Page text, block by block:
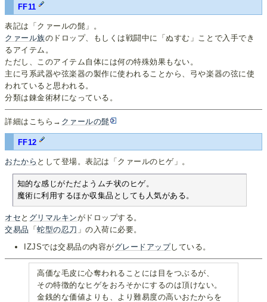
FF11
表記は「クァールの髭」。
クァール族のドロップ、もしくは戦闘中に「ぬすむ」ことで入手でき
るアイテム。
ただし、このアイテム自体には何の特殊効果もない。
主に弓系武器や弦楽器の製作に使われることから、弓や楽器の弦に使
われていると思われる。
分類は錬金術材になっている。
詳細はこちら→ クァールの髭
FF12
おたから として登場。表記は「クァールのヒゲ」。
知的な感じがただようムチ状のヒゲ。
魔術に利用するほか収集品としても人気がある。
オセ と グリマルキンがドロップする。
交易品 「蛇型の忍刀 」の入荷に必要。
IZJSでは交易品の内容がグレードアップしている。
高価な毛皮に心奪われることには目をつぶるが、
その特徴的なヒゲをおろそかにするのは頂けない。
金銭的な価値よりも、より難易度の高いおたからを